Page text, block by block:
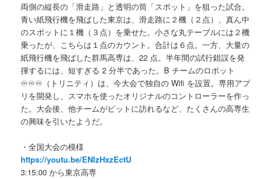
両側の縦⻑の「滑⾛路」と透明の筒「スポット」を狙った試合。
⻘い紙⾶⾏機を⾶ばした東京は、滑⾛路に２機（２点）、真ん中
のスポットに１機（３点）を乗せた。⼩さな丸テーブルには２機
乗ったが、こちらは１点のカウント。合計は６点。⼀⽅、⼤量の
紙⾶⾏機を⾶ばした群⾺⾼専は、22 点。半年間の試⾏錯誤を発
揮するには、短すぎる 2 分半であった。B チームのロボット
♾♾♾（トリニティ）は、今⼤会で独⾃の Wifi を設置。専⽤アプ
リを開発し、スマホを使ったオリジナルのコントローラーを作っ
た。⼤会後、他チームがピットに訪れるなど、たくさんの⾼専⽣
の興味を引いたようだ。
・全国⼤会の模様
https://youtu.be/ENlzHxzEctU
3:15:00 から東京⾼専